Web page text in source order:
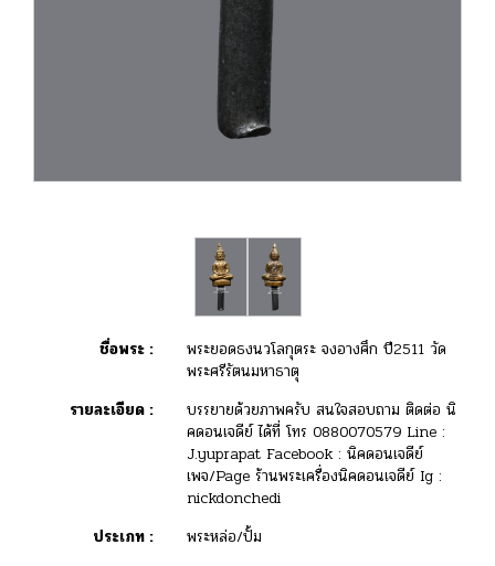
ชื่อพระ :
พระยอดธงนวโลกุตระ จงอางศึก ปี2511 วัด
พระศรีรัตนมหาธาตุ
รายละเอียด :
บรรยายด้วยภาพครับ สนใจสอบถาม ติดต่อ นิ
คดอนเจดีย์ ได้ที่ โทร 0880070579 Line :
J.yuprapat Facebook : นิคดอนเจดีย์
เพจ/Page ร้านพระเครื่องนิคดอนเจดีย์ Ig :
nickdonchedi
ประเภท :
พระหล่อ/ปั้ม